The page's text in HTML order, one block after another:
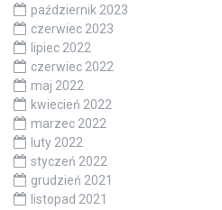
październik 2023
czerwiec 2023
lipiec 2022
czerwiec 2022
maj 2022
kwiecień 2022
marzec 2022
luty 2022
styczeń 2022
grudzień 2021
listopad 2021